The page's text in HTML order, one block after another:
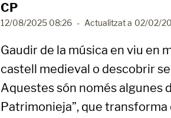
CP
12/08/2025 08:26 - Actualitzat a 02/02/
Gaudir de la música en viu en
castell medieval o descobrir
Aquestes són només algunes
Patrimonieja”, que